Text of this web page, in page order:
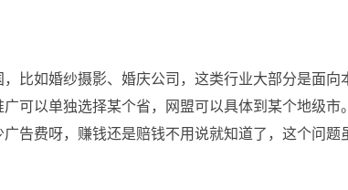
比如婚纱摄影、婚庆公司，这类行业大部分是面向
可以单独选择某个省，网盟可以具体到某个地级市。
告费呀，赚钱还是赔钱不用说就知道了，这个问题